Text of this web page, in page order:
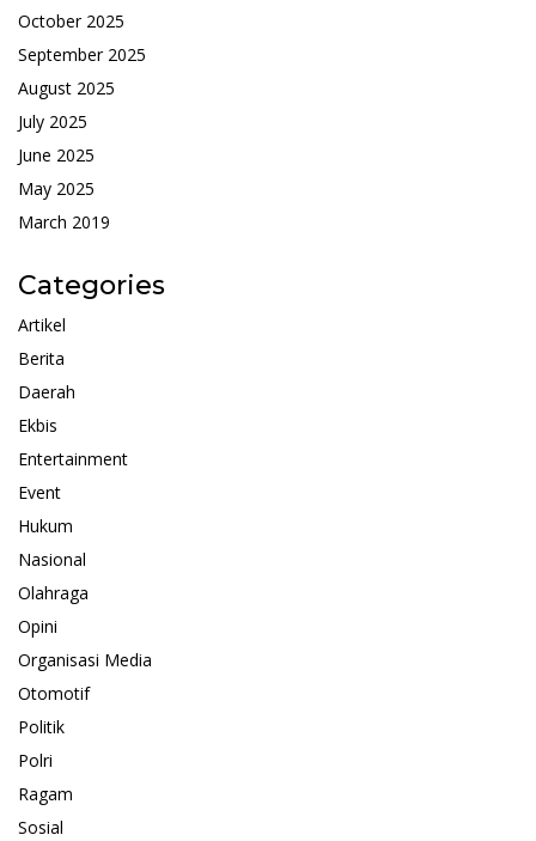
October 2025
September 2025
August 2025
July 2025
June 2025
May 2025
March 2019
Categories
Artikel
Berita
Daerah
Ekbis
Entertainment
Event
Hukum
Nasional
Olahraga
Opini
Organisasi Media
Otomotif
Politik
Polri
Ragam
Sosial